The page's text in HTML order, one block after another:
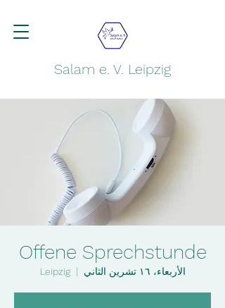
Salam e. V. Leipzig
Offene Sprechstunde
الأربعاء، ١٦ تشرين الثاني
  |
Leipzig